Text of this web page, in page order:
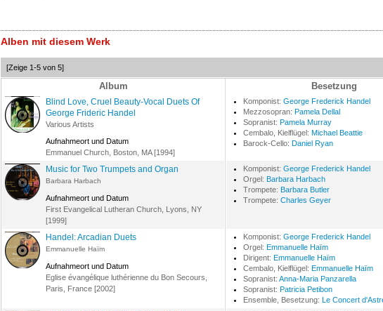
Alben mit diesem Werk
[Zeige 1-5 von 5]
Album Besetzung
Blind Love, Cruel Beauty-Vocal Duets Of
George Frideric Handel
Various Artists
Aufnahmeort und Datum
Emmanuel Church, Boston, MA [1994]
Komponist: George Frederick Handel
Mezzosopran: Pamela Dellal
Sopranist: Pamela Murray
Cembalo, Kielflügel: Michael Beattie
Barock-Cello: Daniel Ryan
Music for Two Trumpets and Organ
Barbara Harbach
Aufnahmeort und Datum
First Evangelical Lutheran Church, Lyons, NY
[1999]
Komponist: George Frederick Handel
Orgel: Barbara Harbach
Trompete: Barbara Butler
Trompete: Charles Geyer
Handel: Arcadian Duets
Emmanuelle Haïm
Aufnahmeort und Datum
Eglise évangélique luthérienne du Bon Secours,
Paris, France [2002]
Komponist: George Frederick Handel
Orgel: Emmanuelle Haïm
Dirigent: Emmanuelle Haïm
Cembalo, Kielflügel: Emmanuelle Haïm
Sopranist: Anna-Maria Panzarella
Sopranist: Patricia Petibon
Ensemble, Besetzung: Le Concert